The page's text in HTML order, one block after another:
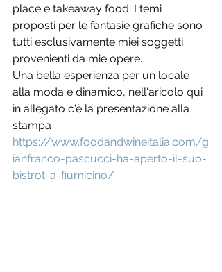
place e takeaway food. I temi
proposti per le fantasie grafiche sono
tutti esclusivamente miei soggetti
provenienti da mie opere.
Una bella esperienza per un locale
alla moda e dinamico, nell'aricolo qui
in allegato c'è la presentazione alla
stampa
https://www.foodandwineitalia.com/g
ianfranco-pascucci-ha-aperto-il-suo-
bistrot-a-fiumicino/